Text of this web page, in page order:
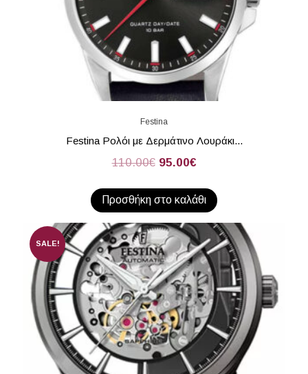
Festina
Festina Ρολόι με Δερμάτινο Λουράκι...
110.00€ 95.00€
Προσθήκη στο καλάθι
SALE!